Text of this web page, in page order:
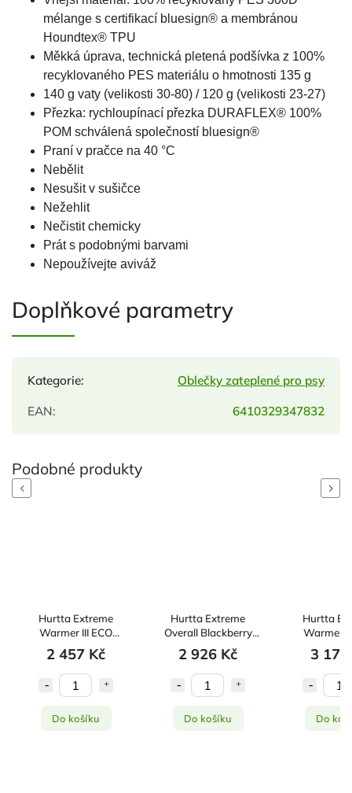
mélange s certifikací bluesign® a membránou
Houndtex® TPU
Měkká úprava, technická pletená podšívka z 100%
recyklovaného PES materiálu o hmotnosti 135 g
140 g vaty (velikosti 30-80) / 120 g (velikosti 23-27)
Přezka: rychloupínací přezka DURAFLEX® 100%
POM schválená společností bluesign®
Praní v pračce na 40 °C
Nebělit
Nesušit v sušičce
Nežehlit
Nečistit chemicky
Prát s podobnými barvami
Nepoužívejte aviváž
Doplňkové parametry
Kategorie: Oblečky zateplené pro psy
EAN: 6410329347832
Previous
Hurtta Extreme
Warmer III ECO
Raven 25
2 457 Kč
Do košíku
Hurtta Extreme
Overall Blackberry
35M
2 926 Kč
Do košíku
Hurtta
Warmer
3 171
Do
Next